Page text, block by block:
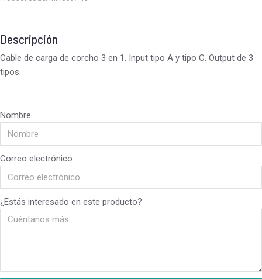
Descripción
Cable de carga de corcho 3 en 1. Input tipo A y tipo C. Output de 3
tipos.
Nombre
Correo electrónico
¿Estás interesado en este producto?